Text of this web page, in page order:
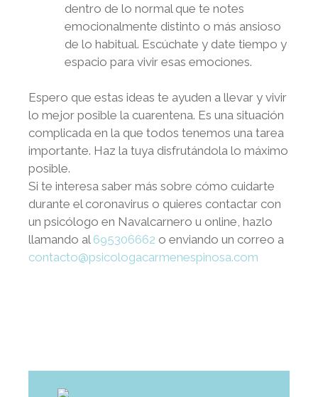
dentro de lo normal que te notes
emocionalmente distinto o más ansioso
de lo habitual. Escúchate y date tiempo y
espacio para vivir esas emociones.
Espero que estas ideas te ayuden a llevar y vivir
lo mejor posible la cuarentena. Es una situación
complicada en la que todos tenemos una tarea
importante. Haz la tuya disfrutándola lo máximo
posible.
Si te interesa saber más sobre cómo cuidarte
durante el coronavirus o quieres contactar con
un psicólogo en Navalcarnero u online, hazlo
llamando al 695306662 o enviando un correo a
contacto@psicologacarmenespinosa.com